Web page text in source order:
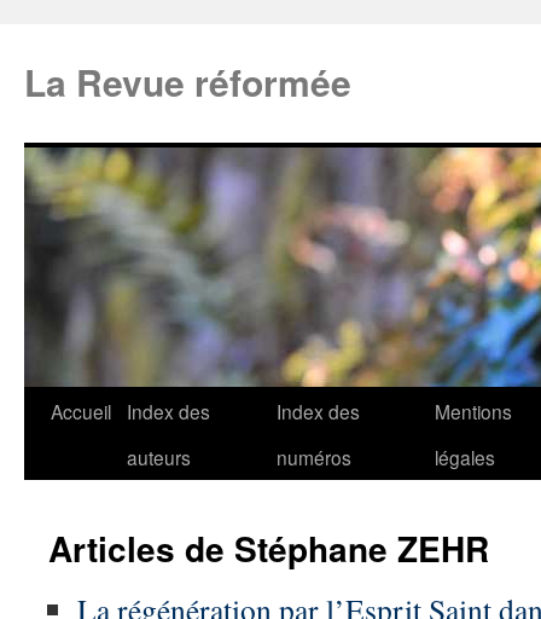
La Revue réformée
Accueil
Index des
auteurs
Index des
numéros
Mentions
légales
Articles de Stéphane ZEHR
La régénération par l’Esprit Saint